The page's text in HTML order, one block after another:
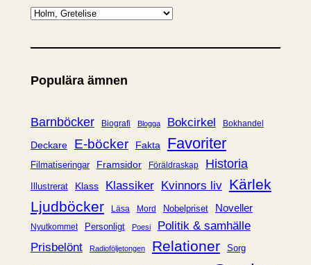
K
t
g
r
i
Populära ämnen
Barnböcker Biografi Blogga Bokcirkel Bokhandel
Deckare E-böcker Fakta Favoriter
Filmatiseringar Framsidor Föräldraskap Historia
Illustrerat Klass Klassiker Kvinnors liv Kärlek
Ljudböcker
Läsa Mord Nobelpriset Noveller
Nyutkommet Personligt Poesi
Politik & samhälle
Prisbelönt
Radioföljetongen Relationer Sorg